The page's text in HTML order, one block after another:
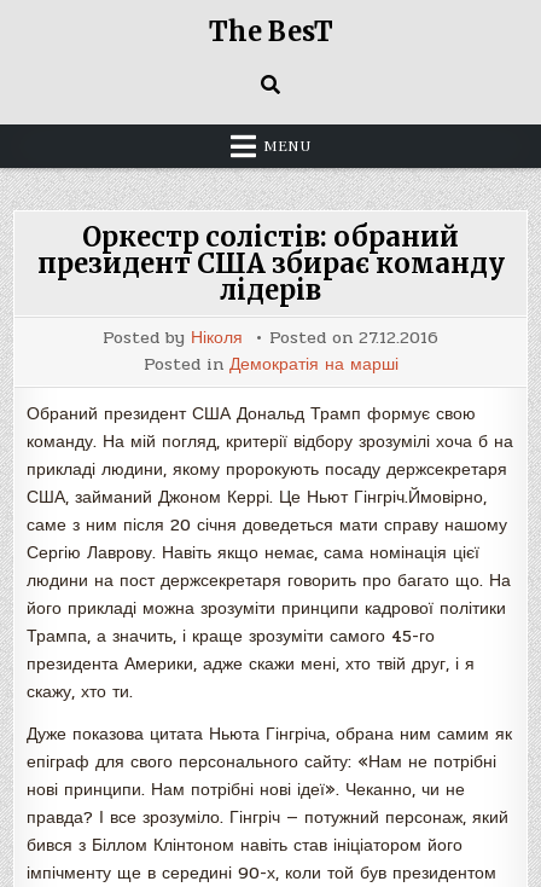
The BesT
MENU
Оркестр солістів: обраний
президент США збирає команду
лідерів
Posted by Ніколя Posted on 27.12.2016
Posted in Демократія на марші
Обраний президент США Дональд Трамп формує свою
команду. На мій погляд, критерії відбору зрозумілі хоча б на
прикладі людини, якому пророкують посаду держсекретаря
США, займаний Джоном Керрі. Це Ньют Гінгріч.Ймовірно,
саме з ним після 20 січня доведеться мати справу нашому
Сергію Лаврову. Навіть якщо немає, сама номінація цієї
людини на пост держсекретаря говорить про багато що. На
його прикладі можна зрозуміти принципи кадрової політики
Трампа, а значить, і краще зрозуміти самого 45-го
президента Америки, адже скажи мені, хто твій друг, і я
скажу, хто ти.
Дуже показова цитата Ньюта Гінгріча, обрана ним самим як
епіграф для свого персонального сайту: «Нам не потрібні
нові принципи. Нам потрібні нові ідеї». Чеканно, чи не
правда? І все зрозуміло. Гінгріч — потужний персонаж, який
бився з Біллом Клінтоном навіть став ініціатором його
імпічменту ще в середині 90-х, коли той був президентом